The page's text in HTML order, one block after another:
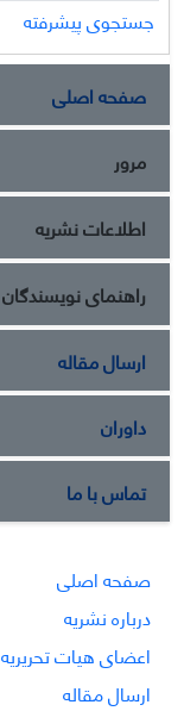
جستجوی پیشرفته
صفحه اصلی
مرور
اطلاعات نشریه
راهنمای نویسندگان
ارسال مقاله
داوران
تماس با ما
صفحه اصلی
درباره نشریه
اعضای هیات تحریریه
ارسال مقاله